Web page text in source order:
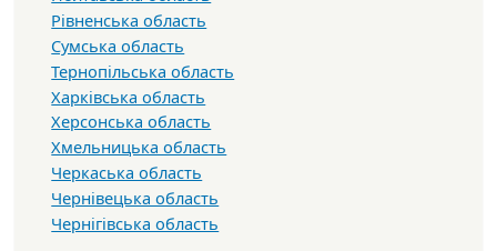
Рівненська область
Сумська область
Тернопільська область
Харківська область
Херсонська область
Хмельницька область
Черкаська область
Чернівецька область
Чернігівська область